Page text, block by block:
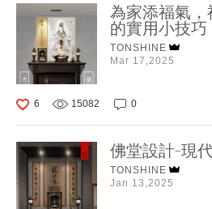
為家添福氣
的實用小技巧
TONSHINE
Mar 17,2025
6 15082 0
佛堂設計-現
TONSHINE
Jan 13,2025